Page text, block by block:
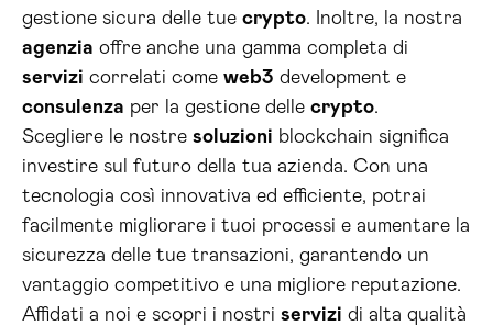
gestione sicura delle tue crypto. Inoltre, la nostra
agenzia offre anche una gamma completa di
servizi correlati come web3 development e
consulenza per la gestione delle crypto.
Scegliere le nostre soluzioni blockchain significa
investire sul futuro della tua azienda. Con una
tecnologia così innovativa ed efficiente, potrai
facilmente migliorare i tuoi processi e aumentare la
sicurezza delle tue transazioni, garantendo un
vantaggio competitivo e una migliore reputazione.
Affidati a noi e scopri i nostri servizi di alta qualità